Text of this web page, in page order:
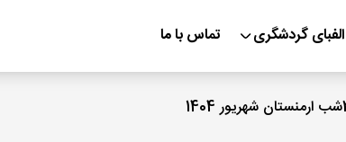
الفبای گردشگری تماس با ما